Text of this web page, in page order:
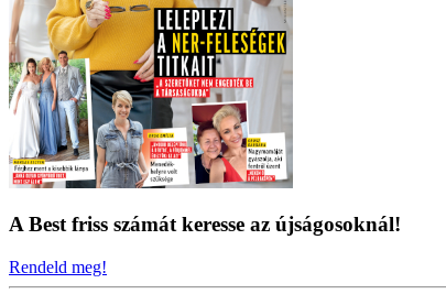
A Best friss számát keresse az újságosoknál!
Rendeld meg!